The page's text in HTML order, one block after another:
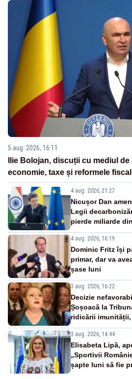
5 aug. 2026, 16:11
Ilie Bolojan, discuții cu mediul
economie, taxe și reformele
4 aug. 2026, 21:27
Nicușor Dan
Legii
pierde miliarde
4 aug. 2026, 16:19
Dominic Fritz își
primar, dar va
șase luni
3 aug. 2026, 16:22
Decizie
Șoșoacă la
ridicării
3 aug. 2026, 14:44
Elisabeta Lipă,
„Sportivii
șapte luni să fie